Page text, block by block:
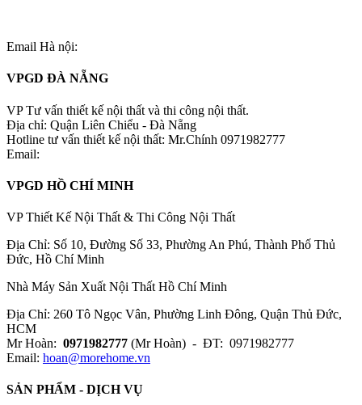
Email Hà nội:
VPGD ĐÀ NẴNG
VP Tư vấn thiết kế nội thất và thi công nội thất.
Địa chỉ: Quận Liên Chiểu - Đà Nẵng
Hotline tư vấn thiết kế nội thất: Mr.Chính 0971982777
Email:
VPGD HỒ CHÍ MINH
VP Thiết Kế Nội Thất & Thi Công Nội Thất
Địa Chỉ: Số 10, Đường Số 33, Phường An Phú, Thành Phố Thủ
Đức, Hồ Chí Minh
Nhà Máy Sản Xuất Nội Thất Hồ Chí Minh
Địa Chỉ: 260 Tô Ngọc Vân, Phường Linh Đông, Quận Thủ Đức,
HCM
Mr Hoàn: 0971982777 (Mr Hoàn) - ĐT: 0971982777
Email: hoan@morehome.vn
SẢN PHẨM - DỊCH VỤ